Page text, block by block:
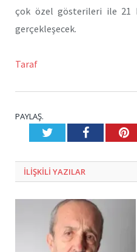
çok özel gösterileri ile 21
gerçekleşecek.
Taraf
PAYLAŞ.
TwitterFacebook
ILIŞKILI YAZILAR